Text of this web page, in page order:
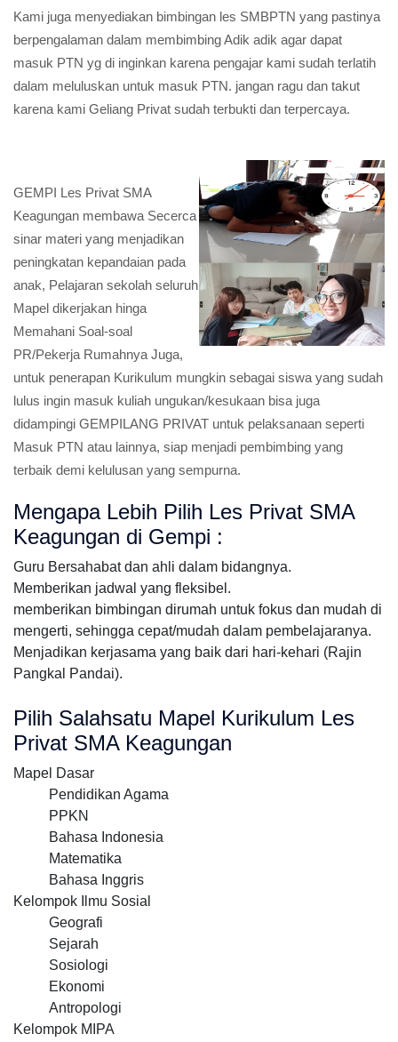
Kami juga menyediakan bimbingan les SMBPTN yang pastinya
berpengalaman dalam membimbing Adik adik agar dapat
masuk PTN yg di inginkan karena pengajar kami sudah terlatih
dalam meluluskan untuk masuk PTN. jangan ragu dan takut
karena kami Geliang Privat sudah terbukti dan terpercaya.
GEMPI Les Privat SMA
Keagungan membawa Secerca
sinar materi yang menjadikan
peningkatan kepandaian pada
anak, Pelajaran sekolah seluruh
Mapel dikerjakan hinga
Memahani Soal-soal
PR/Pekerja Rumahnya Juga,
untuk penerapan Kurikulum mungkin sebagai siswa yang sudah
lulus ingin masuk kuliah ungukan/kesukaan bisa juga
didampingi GEMPILANG PRIVAT untuk pelaksanaan seperti
Masuk PTN atau lainnya, siap menjadi pembimbing yang
terbaik demi kelulusan yang sempurna.
Mengapa Lebih Pilih Les Privat SMA
Keagungan di Gempi :
Guru Bersahabat dan ahli dalam bidangnya.
Memberikan jadwal yang fleksibel.
memberikan bimbingan dirumah untuk fokus dan mudah di
mengerti, sehingga cepat/mudah dalam pembelajaranya.
Menjadikan kerjasama yang baik dari hari-kehari (Rajin
Pangkal Pandai).
Pilih Salahsatu Mapel Kurikulum Les
Privat SMA Keagungan
Mapel Dasar
Pendidikan Agama
PPKN
Bahasa Indonesia
Matematika
Bahasa Inggris
Kelompok Ilmu Sosial
Geografi
Sejarah
Sosiologi
Ekonomi
Antropologi
Kelompok MIPA